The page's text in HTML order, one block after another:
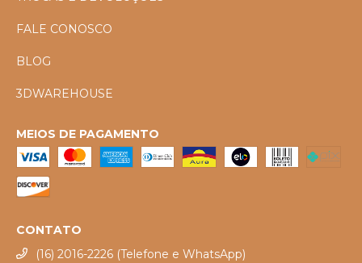
FALE CONOSCO
BLOG
3DWAREHOUSE
MEIOS DE PAGAMENTO
CONTATO
(16) 2016-2226 (Telefone e WhatsApp)